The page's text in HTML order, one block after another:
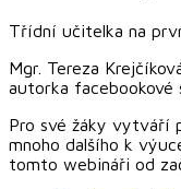
Třídní učitelka na
Mgr. Tereza
autorka facebookové
Pro své žáky vytváří
mnoho dalšího k
tomto webináři od